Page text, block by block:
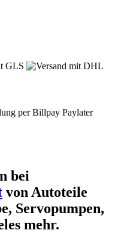
bei
von Autoteile
Servopumpen,
mehr.